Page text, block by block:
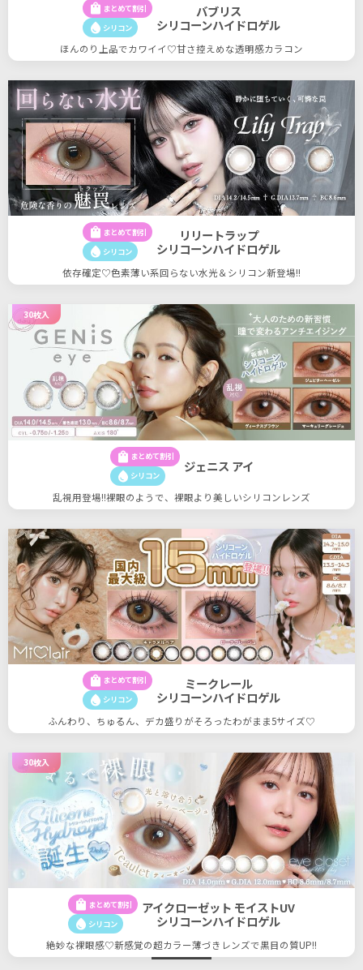
23 23件
shopping_bag まとめて割引
water_drop シリコン
バブリス
シリコーンハイドロゲル
ほんのり上品でカワイイ♡甘さ控えめな透明感カラコン
shopping_bag まとめて割引
water_drop シリコン
リリートラップ
シリコーンハイドロゲル
依存確定♡色素薄い系回らない水光＆シリコン新登場!!
30枚入
shopping_bag まとめて割引
water_drop シリコン
ジェニス アイ
乱視用登場!!裸眼のようで、裸眼より美しいシリコンレンズ
shopping_bag まとめて割引
water_drop シリコン
ミークレール
シリコーンハイドロゲル
ふんわり、ちゅるん、デカ盛りがそろったわがまま5サイズ♡
30枚入
shopping_bag まとめて割引
water_drop シリコン
アイクローゼット モイストUV
シリコーンハイドロゲル
絶妙な裸眼感♡新感覚の超カラー薄づきレンズで黒目の質UP!!